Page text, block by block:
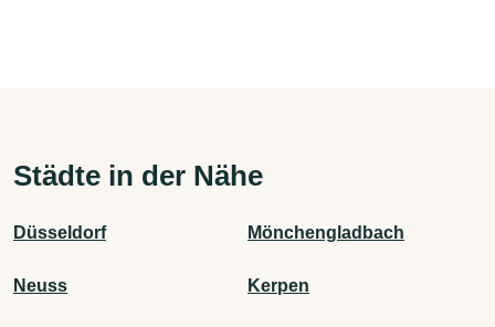
Städte in der Nähe
Düsseldorf Mönchengladbach
Neuss Kerpen